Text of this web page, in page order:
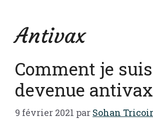
Antivax
Comment je suis
devenue antivax
9 février 2021 par Sohan